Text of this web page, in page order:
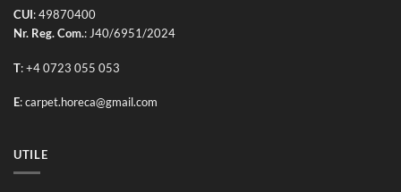
CUI: 49870400
Nr. Reg. Com.: J40/6951/2024
T:+4 0723 055 053
E:carpet.horeca@gmail.com
UTILE